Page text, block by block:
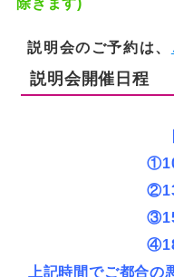
説明会のご予約は、
説明会開催日程
上記時間でご都合